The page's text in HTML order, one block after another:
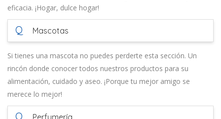
eficacia. ¡Hogar, dulce hogar!
Q Mascotas
Si tienes una mascota no puedes perderte esta sección. Un
rincón donde conocer todos nuestros productos para su
alimentación, cuidado y aseo. ¡Porque tu mejor amigo se
merece lo mejor!
Q Perfumería